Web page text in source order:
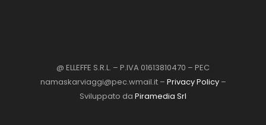
@ ELLEFFE S.R.L. – P.IVA 01613810470 – PEC
namaskarviaggi@pec.wmail.it – Privacy Policy–
Sviluppato da Piramedia Srl